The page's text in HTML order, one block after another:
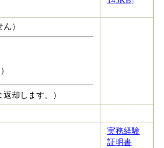
）
）
返却します。）
実務経験
証明書